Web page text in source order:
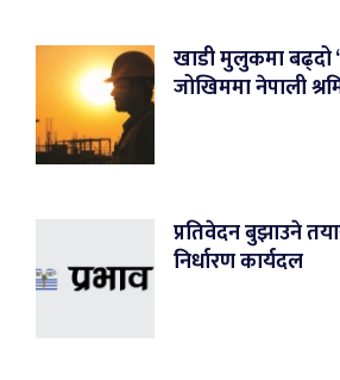
खाडी मुलुकमा बढ्दो
जोखिममा नेपाली
प्रतिवेदन बुझाउने
निर्धारण कार्यदल